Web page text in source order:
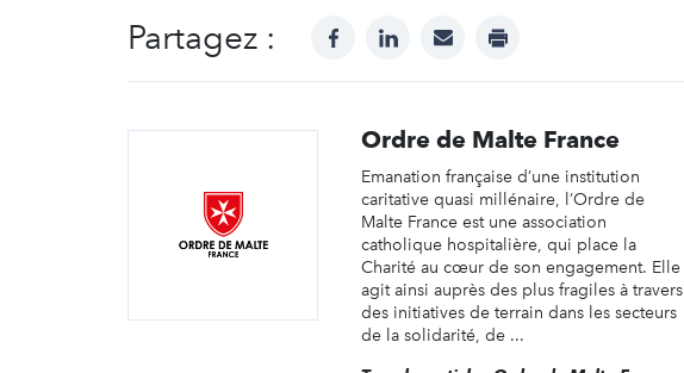
Partagez : facebooklinkedinmail print
Ordre de Malte France
Emanation française d’une institution
caritative quasi millénaire, l’Ordre de
Malte France est une association
catholique hospitalière, qui place la
Charité au cœur de son engagement. Elle
agit ainsi auprès des plus fragiles à travers
des initiatives de terrain dans les secteurs
de la solidarité, de ...